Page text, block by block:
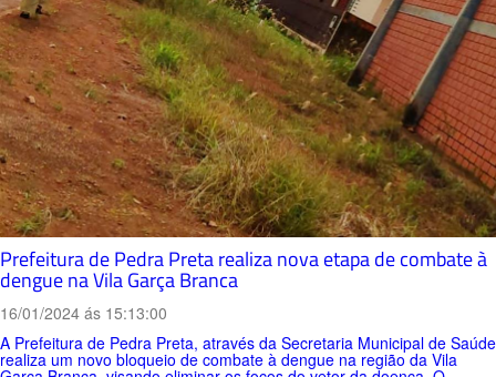
Prefeitura de Pedra Preta realiza nova etapa de combate à
dengue na Vila Garça Branca
16/01/2024 ás 15:13:00
A Prefeitura de Pedra Preta, através da Secretaria Municipal de Saúde
realiza um novo bloqueio de combate à dengue na região da Vila